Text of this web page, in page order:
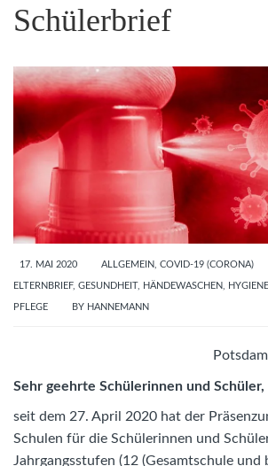
Schülerbrief
17. MAI 2020 ALLGEMEIN, COVID-19 (CORONA)
ELTERNBRIEF, GESUNDHEIT , HÄNDEWASCHEN, HYGIENE
PFLEGE BY HANNEMANN
Sehr geehrte Schülerinnen und Schüler,
seit dem 27. April 2020 hat der
Schulen für die Schülerinnen und
Jahrgangsstufen (12 (Gesamtschule und